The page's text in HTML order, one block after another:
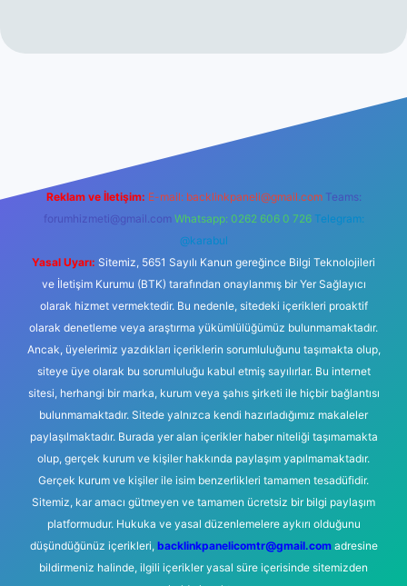
Reklam ve İletişim: E-mail: backlinkpaneli@gmail.com Teams:
forumhizmeti@gmail.com Whatsapp: 0262 606 0 726 Telegram:
@karabul
Yasal Uyarı: Sitemiz, 5651 Sayılı Kanun gereğince Bilgi Teknolojileri
ve İletişim Kurumu (BTK) tarafından onaylanmış bir Yer Sağlayıcı
olarak hizmet vermektedir. Bu nedenle, sitedeki içerikleri proaktif
olarak denetleme veya araştırma yükümlülüğümüz bulunmamaktadır.
Ancak, üyelerimiz yazdıkları içeriklerin sorumluluğunu taşımakta olup,
siteye üye olarak bu sorumluluğu kabul etmiş sayılırlar. Bu internet
sitesi, herhangi bir marka, kurum veya şahıs şirketi ile hiçbir bağlantısı
bulunmamaktadır. Sitede yalnızca kendi hazırladığımız makaleler
paylaşılmaktadır. Burada yer alan içerikler haber niteliği taşımamakta
olup, gerçek kurum ve kişiler hakkında paylaşım yapılmamaktadır.
Gerçek kurum ve kişiler ile isim benzerlikleri tamamen tesadüfidir.
Sitemiz, kar amacı gütmeyen ve tamamen ücretsiz bir bilgi paylaşım
platformudur. Hukuka ve yasal düzenlemelere aykırı olduğunu
düşündüğünüz içerikleri, backlinkpanelicomtr@gmail.comadresine
bildirmeniz halinde, ilgili içerikler yasal süre içerisinde sitemizden